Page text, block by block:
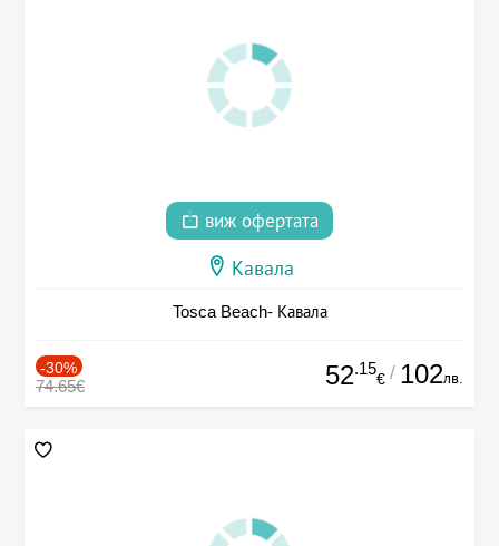
виж офертата
Кавала
Tosca Beach- Кавала
-30%
74.65€ 52.15
€ / 102лв.